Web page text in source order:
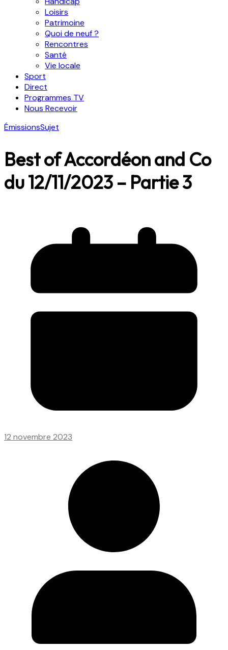
Loisirs
Patrimoine
Quoi de neuf ?
Rencontres
Santé
Vie locale
Sport
Direct
Programmes TV
Nous Recevoir
ÉmissionsSujet
Best of Accordéon and Co
du 12/11/2023 – Partie 3
12 novembre 2023